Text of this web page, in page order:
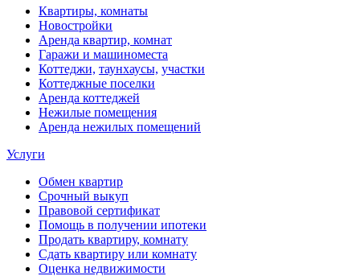
Квартиры, комнаты
Новостройки
Аренда квартир, комнат
Гаражи и машиноместа
Коттеджи, таунхаусы, участки
Коттеджные поселки
Аренда коттеджей
Нежилые помещения
Аренда нежилых помещений
Услуги
Обмен квартир
Срочный выкуп
Правовой сертификат
Помощь в получении ипотеки
Продать квартиру, комнату
Сдать квартиру или комнату
Оценка недвижимости